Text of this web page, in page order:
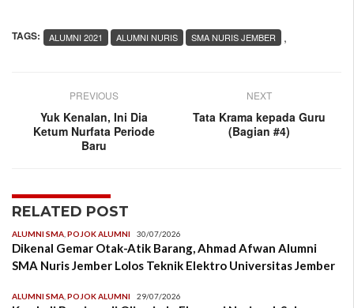
TAGS: ,
ALUMNI 2021 ALUMNI NURIS SMA NURIS JEMBER
PREVIOUS
Yuk Kenalan, Ini Dia
Ketum Nurfata Periode
Baru
NEXT
Tata Krama kepada Guru
(Bagian #4)
RELATED POST
ALUMNI SMA POJOK ALUMNI 30/07/2026
Dikenal Gemar Otak-Atik Barang, Ahmad Afwan Alumni
SMA Nuris Jember Lolos Teknik Elektro Universitas Jember
ALUMNI SMA POJOK ALUMNI 29/07/2026